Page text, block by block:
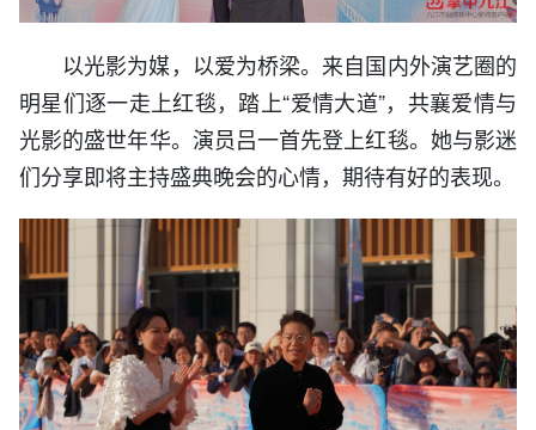
以光影为媒，以爱为桥梁。来自国内外演艺圈的
明星们逐一走上红毯，踏上“爱情大道”，共襄爱情与
光影的盛世年华。演员吕一首先登上红毯。她与影迷
们分享即将主持盛典晚会的心情，期待有好的表现。